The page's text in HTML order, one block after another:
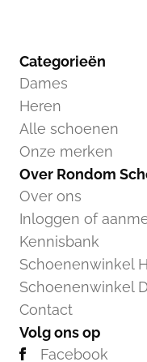
Categorieën
Dames
Heren
Alle schoenen
Onze merken
Over Rondom
Over ons
Inloggen of
Kennisbank
Schoenenwinkel
Schoenenwinkel
Contact
Volg ons op
Facebook